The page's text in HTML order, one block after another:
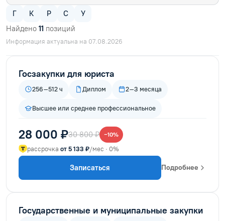
Г К Р С
У
Найдено 11 позиций
Информация актуальна на 07.08.2026
Госзакупки для юриста
256–512 ч Диплом 2–3 месяца
Высшее или среднее профессиональное
28 000 ₽30 800 ₽ −10%
рассрочка от 5 133 ₽/мес · 0%
Записаться Подробнее
Государственные и муниципальные закупки